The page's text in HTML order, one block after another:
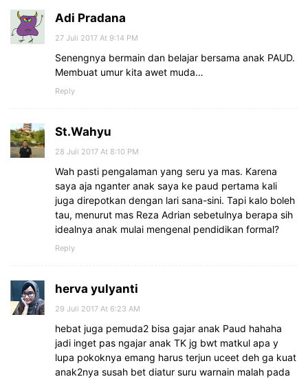
Adi Pradana
27 Juli 2017 At 9:14 PM
Senengnya bermain dan belajar bersama anak PAUD.
Membuat umur kita awet muda…
Reply
St.Wahyu
28 Juli 2017 At 8:10 PM
Wah pasti pengalaman yang seru ya mas. Karena
saya aja nganter anak saya ke paud pertama kali
juga direpotkan dengan lari sana-sini. Tapi kalo boleh
tau, menurut mas Reza Adrian sebetulnya berapa sih
idealnya anak mulai mengenal pendidikan formal?
Reply
herva yulyanti
29 Juli 2017 At 6:23 AM
hebat juga pemuda2 bisa gajar anak Paud hahaha
jadi inget pas ngajar anak TK jg bwt matkul apa y
lupa pokoknya emang harus terjun uceet deh ga kuat
anak2nya susah bet diatur suru warnain malah pada